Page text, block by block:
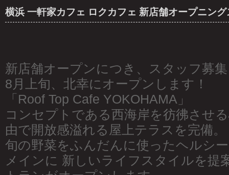
横浜 一軒家カフェ ロクカフェ 新店舗オープニング
新店舗オープンにつき、スタッフ募
8月上旬、北幸にオープンします！
「Roof Top Cafe YOKOHAMA」
コンセプトである西海岸を彷彿させ
由で開放感溢れる屋上テラスを完備。
旬の野菜をふんだんに使ったヘルシ
メインに 新しいライフスタイルを提